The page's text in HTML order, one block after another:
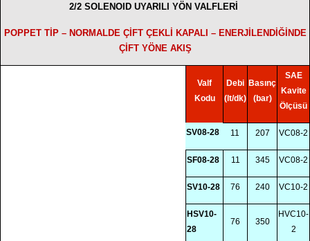
2/2 SOLENOID UYARILI YÖN VALFLERİ
POPPET TİP – NORMALDE ÇİFT ÇEKLİ KAPALI – ENERJİLENDİĞİNDE
ÇİFT YÖNE AKIŞ
Valf
Kodu
Debi
(lt/dk)
Basınç
(bar)
SAE
Kavite
Ölçüsü
SV08-28 11 207 VC08-2
SF08-28 11 345 VC08-2
SV10-28 76 240 VC10-2
HSV10-
28
76 350
HVC10-
2